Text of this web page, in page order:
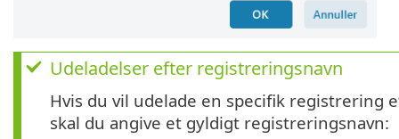
Udeladelser efter registreringsnavn
Hvis du vil udelade en specifik registrering
skal du angive et gyldigt registreringsnavn: